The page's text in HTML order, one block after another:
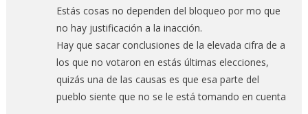
Estás cosas no dependen del bloqueo por mo que
no hay justificación a la inacción.
Hay que sacar conclusiones de la elevada cifra de a
los que no votaron en estás últimas elecciones,
quizás una de las causas es que esa parte del
pueblo siente que no se le está tomando en cuenta